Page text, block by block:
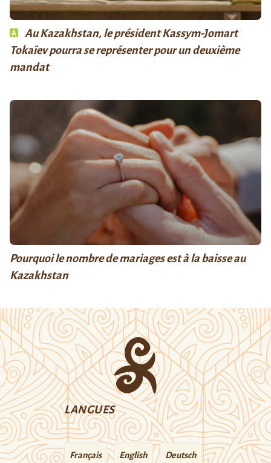
Au Kazakhstan, le président Kassym-Jomart
Tokaïev pourra se représenter pour un deuxième
mandat
Pourquoi le nombre de mariages est à la baisse au
Kazakhstan
LANGUES
Français English Deutsch